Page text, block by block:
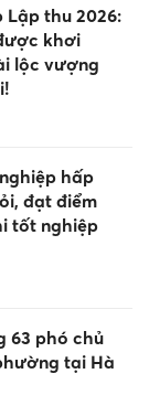
Lập thu 2026:
khơi
lộc vượng
hấp
đạt điểm
tốt nghiệp
63 phó chủ
tại Hà